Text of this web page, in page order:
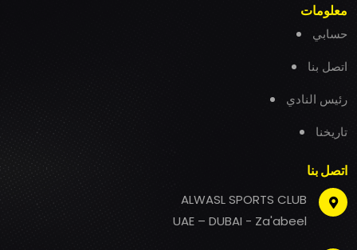
معلومات
حسابي
اتصل بنا
رئيس النادي
تاريخنا
اتصل بنا
ALWASL SPORTS CLUB
UAE – DUBAI - Za'abeel